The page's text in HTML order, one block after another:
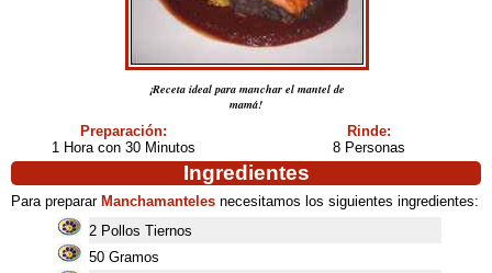
¡Receta ideal para manchar el mantel de
mamá!
Preparación:
1 Hora con 30 Minutos
Rinde:
8 Personas
Ingredientes
Para preparar Manchamanteles necesitamos los siguientes ingredientes:
2 Pollos Tiernos
50 Gramos